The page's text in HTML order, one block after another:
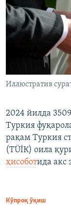
Иллюстратив
2024 йилда
Туркия
рақам Туркия
(ТÜİК) оила
ҳисоботида акс
Кўпроқ ўқиш